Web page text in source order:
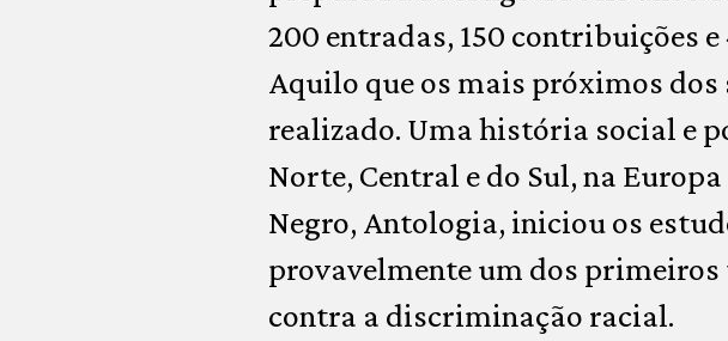
200 entradas, 150 contribuições
Aquilo que os mais próximos
realizado. Uma história social e
Norte, Central e do Sul, na
Negro, Antologia, iniciou os
provavelmente um dos
contra a discriminação racial.